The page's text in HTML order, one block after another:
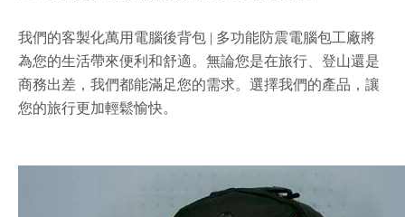
我們的客製化萬用電腦後背包 | 多功能防震電腦包工廠將
為您的生活帶來便利和舒適。無論您是在旅行、登山還是
商務出差，我們都能滿足您的需求。選擇我們的產品，讓
您的旅行更加輕鬆愉快。